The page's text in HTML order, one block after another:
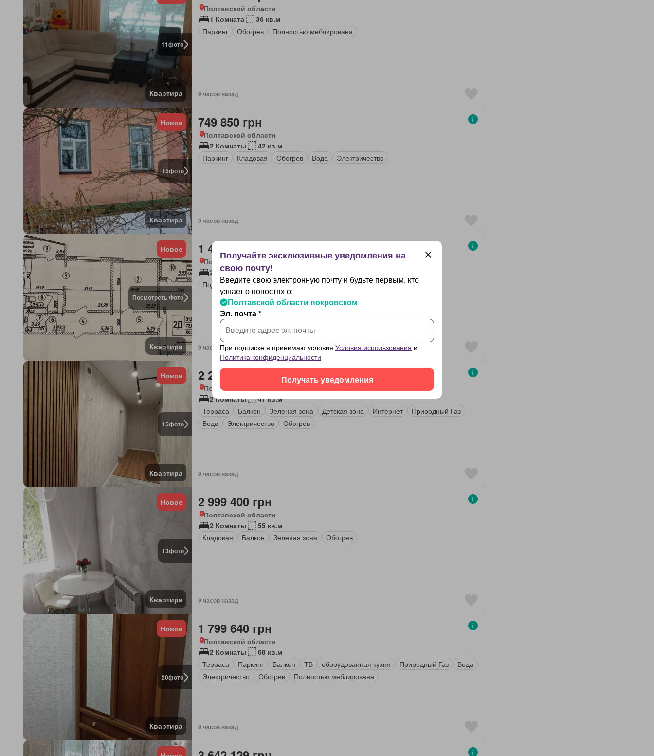
11фото
Квартира
Полтавской области
1 Комната
36 кв.м
Паркинг
Обогрев Полностью меблирована
9 часов назад
15фото
Новое
Квартира
749 850 грн
Полтавской области
2 Комнаты
42 кв.м
Паркинг
Кладовая Обогрев Вода Электричество
9 часов назад
Посмотреть Фото
Новое
Квартира
1 499 700 грн
Полтавской области
2 Комнаты
80 кв.м
Поднимать
Терраса Паркинг Балкон Обогрев
9 часов назад
15фото
Новое
Квартира
2 270 974 грн
Полтавской области
2 Комнаты
47 кв.м
Терраса
Балкон Зеленая зона Детская зона Интернет
Природный Газ
Вода
Электричество Обогрев
9 часов назад
13фото
Новое
Квартира
2 999 400 грн
Полтавской области
2 Комнаты
55 кв.м
Кладовая
Балкон Зеленая зона Обогрев
9 часов назад
20фото
Новое
Квартира
1 799 640 грн
Полтавской области
2 Комнаты
68 кв.м
Терраса
Паркинг Балкон ТВ оборудованная кухня Природный Газ
Вода
Электричество
Обогрев Полностью меблирована
9 часов назад
Введите свою электронную почту и будьте первым, кто
узнает о новостях о:
Полтавской области покровском
Эл. почта *
При подписке я принимаю условия Условия использования и
Политика конфиденциальности
Получать уведомления